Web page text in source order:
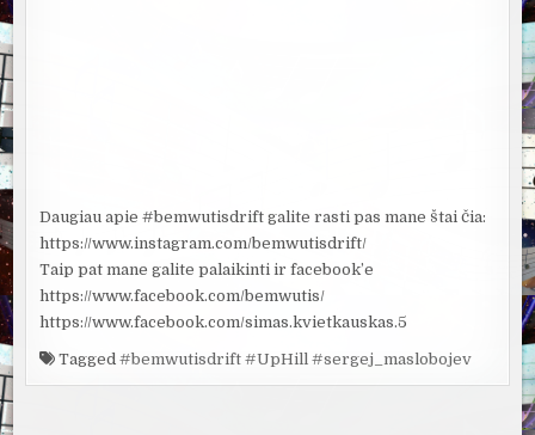
Daugiau apie #bemwutisdrift galite rasti pas mane štai čia:
https://www.instagram.com/bemwutisdrift/
Taip pat mane galite palaikinti ir facebook’e
https://www.facebook.com/bemwutis/
https://www.facebook.com/simas.kvietkauskas.5
Tagged#bemwutisdrift #UpHill #sergej_maslobojev